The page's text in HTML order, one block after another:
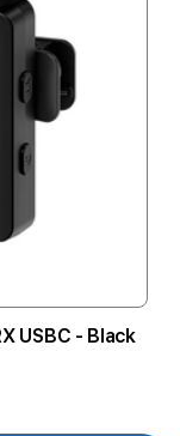
USBC - Black